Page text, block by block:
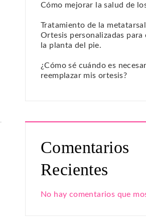
Cómo mejorar la salud de
Tratamiento de la
Ortesis personalizadas para
la planta del pie.
¿Cómo sé cuándo es
reemplazar mis ortesis?
Comentarios
Recientes
No hay comentarios que